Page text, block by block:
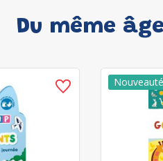
Du même âge